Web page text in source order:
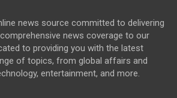
news source committed to delivering
news coverage to our
to providing you with the latest
of topics, from global affairs and
entertainment, and more.